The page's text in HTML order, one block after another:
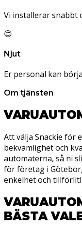
Vi installerar snabbt
😊
Njut
Er personal kan
Om tjänsten
Att välja Snackie för
bekvämlighet och
automaterna, så ni
för företag i
enkelhet och
BÄSTA